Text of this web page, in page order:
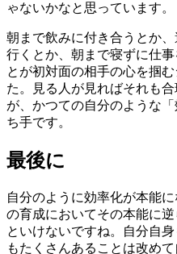
ゃないかなと思っています。
朝まで飲みに付き合うとか
行くとか、朝まで寝ずに仕
とが初対面の相手の心を掴
た。見る人が見ればそれも
が、かつての自分のような
ち手です。
最後に
自分のように効率化が本能
の育成においてその本能に
といけないですね。自分自
もたくさんあることは改め